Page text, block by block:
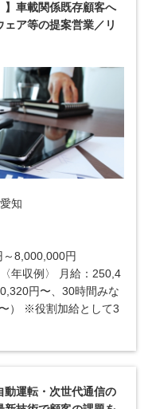
】車載関係既存顧客へ
ア等の提案営業／リ
知
8,000,000円
年収例〉 月給：250,4
円〜、30時間みな
） ※役割加給として3
動運転・次世代通信の